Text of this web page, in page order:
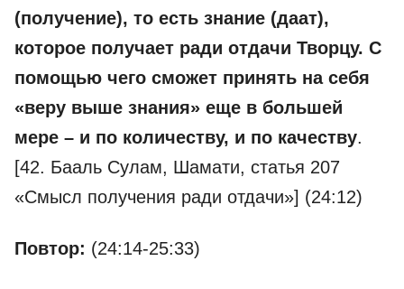
(получение), то есть знание (даат),
которое получает ради отдачи Творцу. С
помощью чего сможет принять на себя
«веру выше знания» еще в большей
мере – и по количеству, и по качеству.
[42. Бааль Сулам, Шамати, статья 207
«Смысл получения ради отдачи»] (24:12)
Повтор: (24:14-25:33)